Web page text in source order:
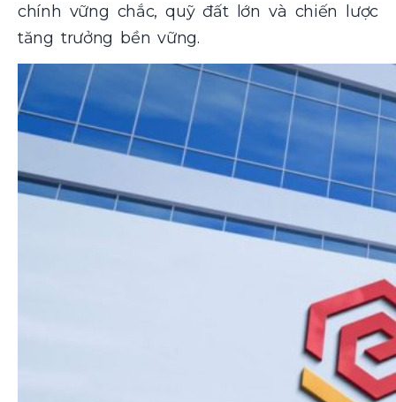
chính vững chắc, quỹ đất lớn và chiến lược
tăng trưởng bền vững.